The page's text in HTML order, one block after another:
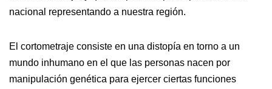
nacional representando a nuestra región.
El cortometraje consiste en una distopía en torno a un
mundo inhumano en el que las personas nacen por
manipulación genética para ejercer ciertas funciones